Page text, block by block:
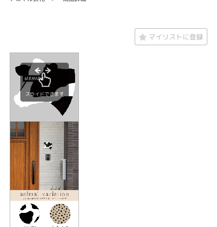
マイリストに登録
スライドできます